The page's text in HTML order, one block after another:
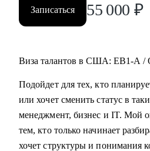
Записаться 55 000 ₽
Виза талантов в США: EB1-A /
Подойдет для тех, кто
или хочет сменить статус в
менеджмент, бизнес и IT. Мой
тем, кто только начинает
хочет структуры и понимания